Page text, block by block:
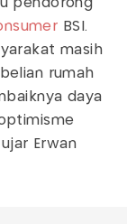
pendorong
BSI.
masih
rumah
daya
Erwan